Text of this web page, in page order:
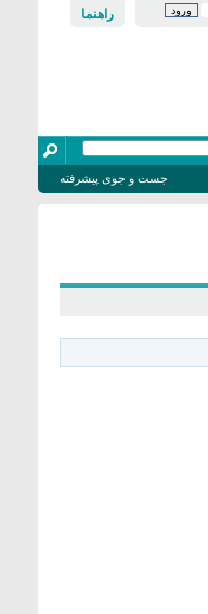
راهنما
جست و جوی پیشرفته